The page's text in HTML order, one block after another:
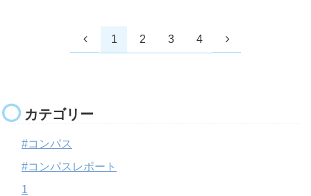
1 2 3 4
カテゴリー
#コンパス
#コンパスレポート
1